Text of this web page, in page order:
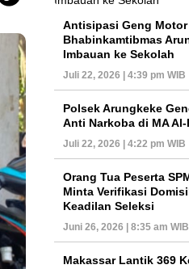
Antisipasi Geng Motor
Bhabinkamtibmas
Imbauan ke Sekolah
Juli 22, 2026 | 4:39 pm WIB
Polsek Arungkeke
Anti Narkoba di MA Al-
Juli 22, 2026 | 4:22 pm WIB
Orang Tua Peserta
Minta Verifikasi
Keadilan Seleksi
Juni 26, 2026 | 8:35 am WIB
Makassar Lantik 369